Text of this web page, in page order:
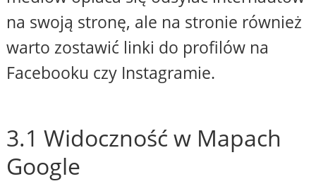
na swoją stronę, ale na stronie również
warto zostawić linki do profilów na
Facebooku czy Instagramie.
3.1 Widoczność w Mapach
Google